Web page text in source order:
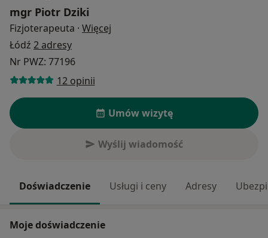
mgr Piotr Dziki
Fizjoterapeuta · Więcej
Łódź 2 adresy
Nr PWZ: 77196
12 opinii
Umów wizytę
Wyślij wiadomość
Doświadczenie Usługi i ceny Adresy
Moje doświadczenie